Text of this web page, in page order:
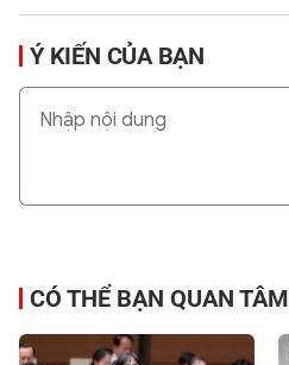
Ý KIẾN CỦA BẠN
CÓ THỂ BẠN QUAN TÂM